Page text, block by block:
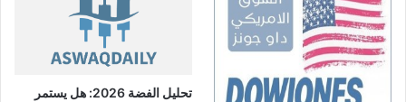
تحليل الفضة 2026: هل يستمر